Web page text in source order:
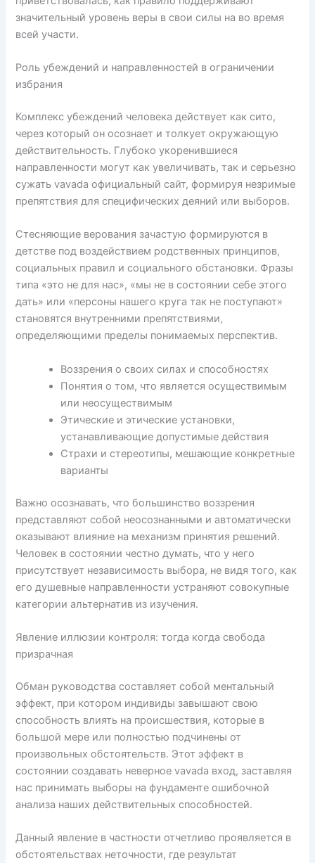
значительный уровень веры в свои силы на во время
всей участи.
Роль убеждений и направленностей в ограничении
избрания
Комплекс убеждений человека действует как сито,
через который он осознает и толкует окружающую
действительность. Глубоко укоренившиеся
направленности могут как увеличивать, так и серьезно
сужать vavada официальный сайт, формируя незримые
препятствия для специфических деяний или выборов.
Стесняющие верования зачастую формируются в
детстве под воздействием родственных принципов,
социальных правил и социального обстановки. Фразы
типа «это не для нас», «мы не в состоянии себе этого
дать» или «персоны нашего круга так не поступают»
становятся внутренними препятствиями,
определяющими пределы понимаемых перспектив.
Воззрения о своих силах и способностях
Понятия о том, что является осуществимым
или неосуществимым
Этические и этические установки,
устанавливающие допустимые действия
Страхи и стереотипы, мешающие конкретные
варианты
Важно осознавать, что большинство воззрения
представляют собой неосознанными и автоматически
оказывают влияние на механизм принятия решений.
Человек в состоянии честно думать, что у него
присутствует независимость выбора, не видя того, как
его душевные направленности устраняют совокупные
категории альтернатив из изучения.
Явление иллюзии контроля: тогда когда свобода
призрачная
Обман руководства составляет собой ментальный
эффект, при котором индивиды завышают свою
способность влиять на происшествия, которые в
большой мере или полностью подчинены от
произвольных обстоятельств. Этот эффект в
состоянии создавать неверное vavada вход, заставляя
нас принимать выборы на фундаменте ошибочной
анализа наших действительных способностей.
Данный явление в частности отчетливо проявляется в
обстоятельствах неточности, где результат